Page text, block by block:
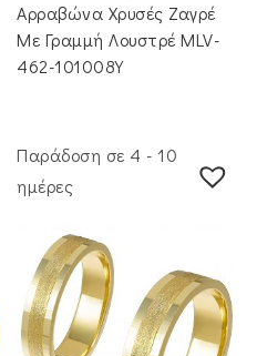
Αρραβώνα Χρυσές Ζαγρέ
Με Γραμμή Λουστρέ MLV-
462-101008Y
Παράδοση σε 4 - 10
ημέρες